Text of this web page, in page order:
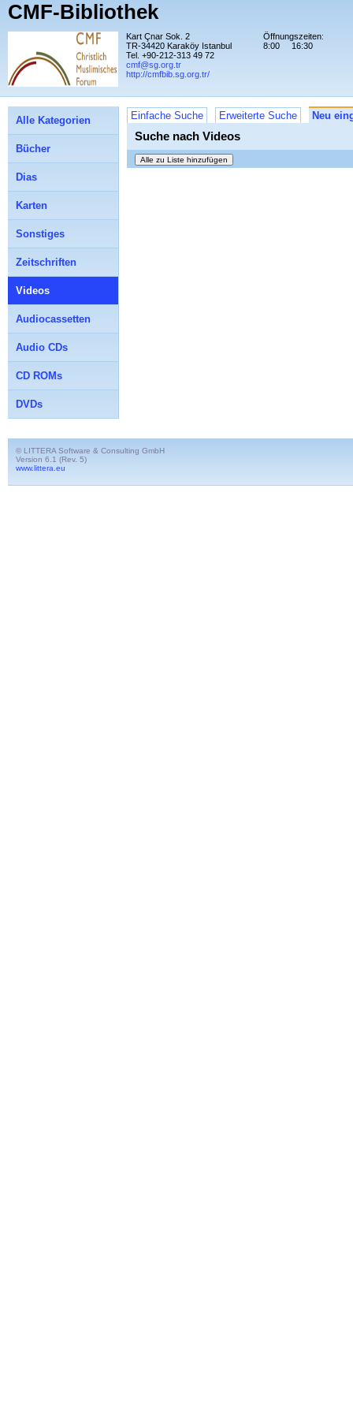
CMF-Bibliothek
Kart Çnar Sok. 2
TR-34420 Karaköy Istanbul
Tel. +90-212-313 49 72
cmf@sg.org.tr
http://cmfbib.sg.org.tr/
Öffnungszeiten:
8:00
16:30
Einfache Suche Erweiterte Suche Neu
Suche nach Videos
Alle Kategorien
Bücher
Dias
Karten
Sonstiges
Zeitschriften
Videos
Audiocassetten
Audio CDs
CD ROMs
DVDs
© LITTERA Software & Consulting GmbH
Version 6.1 (Rev. 5)
www.littera.eu